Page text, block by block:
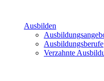
Ausbilden
Ausbildungsberufe
Verzahnte